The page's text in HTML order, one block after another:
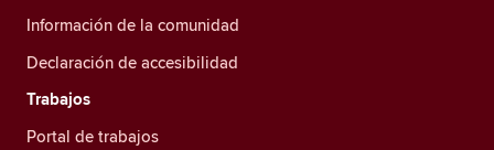
Información de la comunidad
Declaración de accesibilidad
Trabajos
Portal de trabajos